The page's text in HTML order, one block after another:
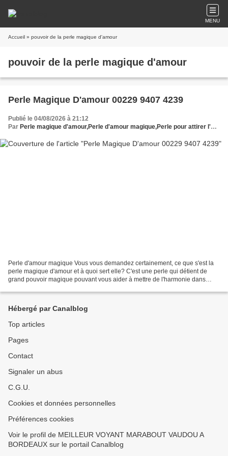
MENU
Accueil » pouvoir de la perle magique d'amour
pouvoir de la perle magique d'amour
Perle Magique D'amour 00229 9407 4239
Publié le 04/08/2026 à 21:12
Par Perle magique d'amour,Perle d'amour magique,Perle pour attirer l'amour,Perle enchantée d'amour,Talisman perle d'amour,Amulette perle d'amour,
Perle d'amour magique Vous vous demandez certainement, ce que s'est la
perle magique d'amour et à quoi sert elle? C'est une perle qui détient de
grand pouvoir magique pouvant vous aider à mettre de l'harmonie dans
Hébergé par Canalblog
Top articles
Pages
Contact
Signaler un abus
C.G.U.
Cookies et données personnelles
Préférences cookies
Voir le profil de MEILLEUR VOYANT MARABOUT VAUDOU A
BORDEAUX sur le portail Canalblog